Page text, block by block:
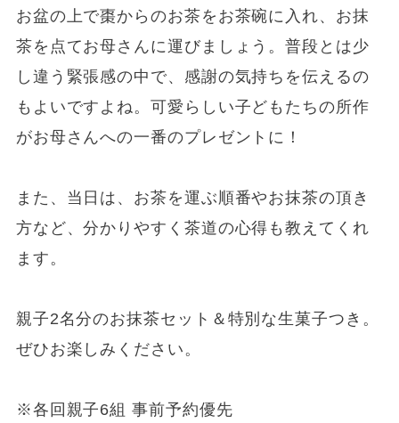
お盆の上で棗からのお茶をお茶碗に入れ、お抹
茶を点てお母さんに運びましょう。普段とは少
し違う緊張感の中で、感謝の気持ちを伝えるの
もよいですよね。可愛らしい子どもたちの所作
がお母さんへの一番のプレゼントに！
また、当日は、お茶を運ぶ順番やお抹茶の頂き
方など、分かりやすく茶道の心得も教えてくれ
ます。
親子2名分のお抹茶セット＆特別な生菓子つき。
ぜひお楽しみください。
※各回親子6組 事前予約優先